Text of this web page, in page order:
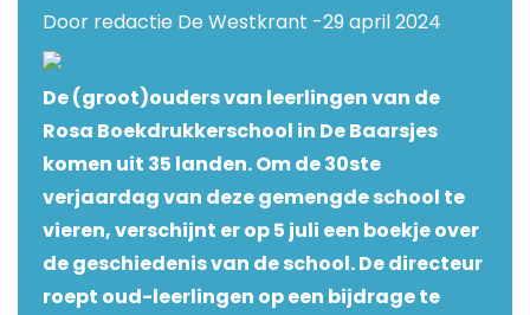
Door redactie De Westkrant -29 april 2024
De (groot)ouders van leerlingen van de
Rosa Boekdrukkerschool in De Baarsjes
komen uit 35 landen. Om de 30ste
verjaardag van deze gemengde school te
vieren, verschijnt er op 5 juli een boekje over
de geschiedenis van de school. De directeur
roept oud-leerlingen op een bijdrage te